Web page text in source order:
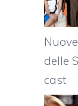
delle
cast